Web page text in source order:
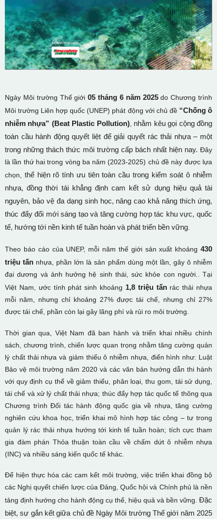
Ngày Môi trường Thế giới05 tháng 6 năm 2025do Chương trình
Môi trường Liên hợp quốc (UNEP) phát động với chủ đề “Chống ô
nhiễm nhựa” (Beat Plastic Pollution), nhằm kêu gọi cộng đồng
toàn cầu hành động quyết liệt để giải quyết rác thải nhựa – một
trong những thách thức môi trường cấp bách nhất hiện nay. Đây
là lần thứ hai trong vòng ba năm (2023-2025) chủ đề này được lựa
chọn, thể hiện rõ tính ưu tiên toàn cầu trong kiểm soát ô nhiễm
nhựa, đồng thời tái khẳng định cam kết sử dụng hiệu quả tài
nguyên, bảo vệ đa dạng sinh học, nâng cao khả năng thích ứng,
thúc đẩy đổi mới sáng tạo và tăng cường hợp tác khu vực, quốc
tế, hướng tới nền kinh tế tuần hoàn và phát triển bền vững.
Theo báo cáo của UNEP, mỗi năm thế giới sản xuất khoảng 430
triệu tấn nhựa, phần lớn là sản phẩm dùng một lần, gây ô nhiễm
đại dương và ảnh hưởng hệ sinh thái, sức khỏe con người.. Tại
Việt Nam, ước tính phát sinh khoảng 1,8 triệu tấnrác thải nhựa
mỗi năm, nhưng chỉ khoảng 27% được tái chế, nhưng chỉ 27%
được tái chế, phần còn lại gây lãng phí và rủi ro môi trường.
Thời gian qua, Việt Nam đã ban hành và triển khai nhiều chính
sách, chương trình, chiến lược quan trọng nhằm tăng cường quản
lý chất thải nhựa và giảm thiểu ô nhiễm nhựa, điển hình như: Luật
Bảo vệ môi trường nâm 2020 và các văn bản hướng dẫn thi hành
với quy định cụ thể về giảm thiểu, phân loại, thu gom, tái sử dụng,
tái chế và xử lý chất thải nhựa; thúc đẩy hợp tác quốc tế thông qua
Chương trình Đối tác hành động quốc gia về nhựa, tăng cường
nghiên cứu khoa học, triển khai mô hình hợp tác công – tư trong
quản lý rác thải nhựa hướng tới kinh tế tuần hoàn; tích cực tham
gia đàm phán Thỏa thuận toàn cầu về chấm dứt ô nhiễm nhựa
(INC) và nhiều sáng kiến quốc tế khác.
Để hiện thực hóa các cam kết môi trường, việc triển khai đồng bộ
các Nghị quyết chiến lược của Đảng, Quốc hội và Chính phủ là nền
tảng định hướng cho hành động cụ thể, hiệu quả và bền vững. Đặc
biệt, sự gắn kết giữa chủ đề Ngày Môi trường Thế giới năm 2025